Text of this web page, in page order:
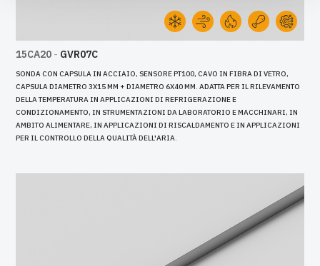
15CA20 - GVR07C
SONDA CON CAPSULA IN ACCIAIO, SENSORE PT100, CAVO IN FIBRA DI VETRO,
CAPSULA DIAMETRO 3X15 MM + DIAMETRO 6X40 MM. ADATTA PER IL RILEVAMENTO
DELLA TEMPERATURA IN APPLICAZIONI DI REFRIGERAZIONE E
CONDIZIONAMENTO, IN STRUMENTAZIONI DA LABORATORIO E MACCHINARI, IN
AMBITO ALIMENTARE, IN APPLICAZIONI DI RISCALDAMENTO E IN APPLICAZIONI
PER IL CONTROLLO DELLA QUALITÀ DELL'ARIA.